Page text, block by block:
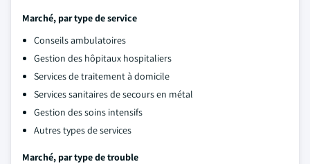
Marché, par type de service
Conseils ambulatoires
Gestion des hôpitaux hospitaliers
Services de traitement à domicile
Services sanitaires de secours en métal
Gestion des soins intensifs
Autres types de services
Marché, par type de trouble